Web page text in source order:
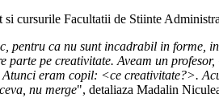
si cursurile Facultatii de Stiinte
pentru ca nu sunt incadrabil in forme,
parte pe creativitate. Aveam un
eram copil: <ce creativitate?>.
nu merge", detaliaza Madalin